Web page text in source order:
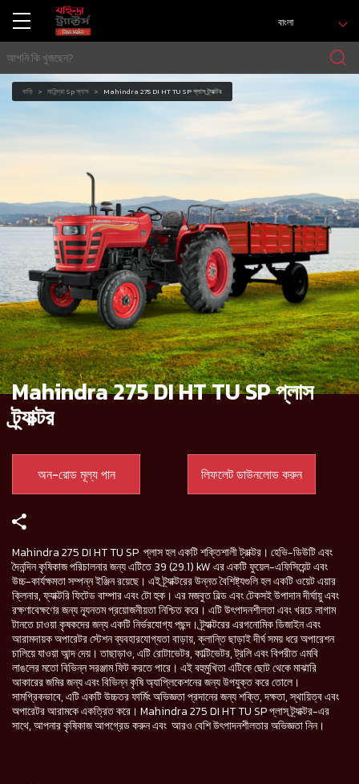
বাংলা
বাড়ি মাহিন্দ্রা Sp প্লাস Mahindra 275 DI HT TU SP প্লাস ট্র্যাক্টর
Mahindra 275 DI HT TU SP প্লাস
ট্র্যাক্টর
অন-রোড মূল্য পান লিফলেট ডাউনলোড করুন
Mahindra 275 DI HT TU SP প্লাস হল একটি শক্তিশালী ট্রাক্টর। হেভি-ডিউটি এবং
দৈনন্দিন কৃষিকাজ পরিচালনার জন্য এটিতে 39 (29.1) kW এর একটি ফুয়েল-এফিসিয়েন্ট এবং
উচ্চ-কার্যক্ষমতা সম্পন্ন ইঞ্জিন রয়েছে। এই ট্র্যাক্টরের উন্নত বৈশিষ্ট্যগুলি হল একটি ওয়েট এয়ার
ক্লিনার, ফ্যাক্টরি ফিটেড বাম্পার এবং টো হুক। এর মজবুত বিল্ড এবং টেকসই উপাদান দীর্ঘায়ু এবং
রক্ষণাবেক্ষণের জন্য ন্যূনতম প্রয়োজনীয়তা নিশ্চিত করে। এটি উৎপাদনশীলতা এবং খরচে লাগাম
টানতে চাওয়া কৃষকদের জন্য একটি নির্ভরযোগ্য পছন্দ। ট্র্যাক্টরের এরগনোমিক ডিজাইন এবং
আরামদায়ক অপারেটর স্টেশন ব্যবহারযোগ্যতা বাড়ায়, ক্লান্তি ছাড়াই দীর্ঘ সময় ধরে অপারেশন
চালিয়ে যাওয়া আন্দ দেয়। তাছাড়াও, এটি রোটাভেটর, কাল্টিভেটর, ট্রলি এবং বিপরীত এমবি
লাঙলের মতো বিভিন্ন সরঞ্জাম ফিট করতে পারে। এই বহুমুখিতা এটিকে ছোট থেকে মাঝারি
আকারের জমির জন্য এবং বিভিন্ন কৃষি অ্যাপ্লিকেশনের জন্য উপযুক্ত করে তোলে।
সামগ্রিকভাবে, এটি একটি উচ্চতর ফার্মিং অভিজ্ঞতা প্রদানের জন্য শক্তি, দক্ষতা, স্থায়িত্ব এবং
অপারেটর আরামকে একত্রিত করে। Mahindra 275 DI HT TU SP প্লাস ট্র্যাক্টর-এর
সাথে, আপনার কৃষিকাজ আপগ্রেড করুন এবং আরও বেশি উৎপাদনশীলতার অভিজ্ঞতা নিন।